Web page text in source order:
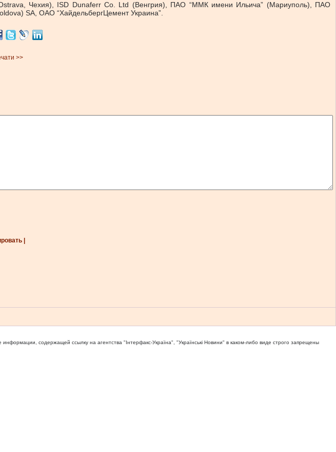
Чехия), ISD Dunaferr Co. Ltd (Венгрия), ПАО “ММК имени Ильича” (Мариуполь), ПАО
SA, ОАО “ХайдельбергЦемент Украина”.
>>
|
содержащей ссылку на агентства "Iнтерфакс-Україна", "Українськi Новини" в каком-либо виде строго запрещены